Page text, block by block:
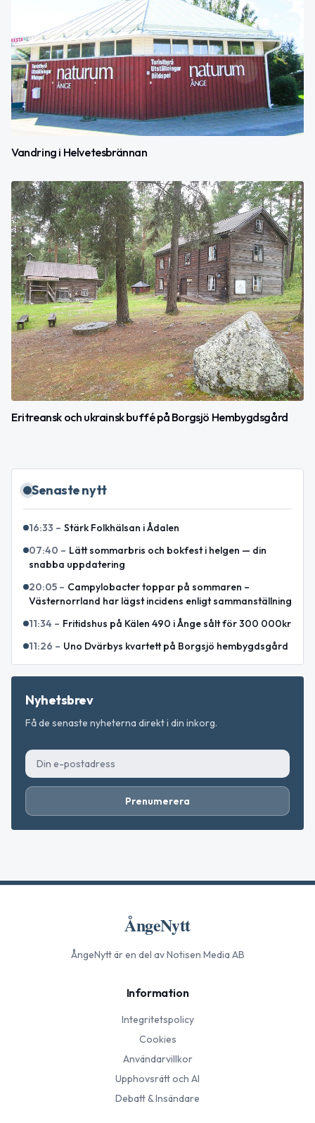
Vandring i Helvetesbrännan
Eritreansk och ukrainsk buffé på Borgsjö Hembygdsgård
Senaste nytt
16:33 – Stärk Folkhälsan i Ådalen
07:40 – Lätt sommarbris och bokfest i helgen — din
snabba uppdatering
20:05 – Campylobacter toppar på sommaren –
Västernorrland har lägst incidens enligt sammanställning
11:34 – Fritidshus på Kälen 490 i Ånge sålt för 300 000kr
11:26 – Uno Dvärbys kvartett på Borgsjö hembygdsgård
Nyhetsbrev
Få de senaste nyheterna direkt i din inkorg.
Prenumerera
ÅngeNytt
ÅngeNyttär en del av Notisen Media AB
Information
Integritetspolicy
Cookies
Användarvillkor
Upphovsrätt och AI
Debatt & Insändare